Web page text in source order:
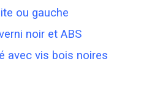
ou gauche
noir et ABS
avec vis bois noires